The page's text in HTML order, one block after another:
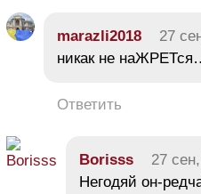
marazli2018 27
никак не
Ответить
Borisss 27
Негодяй он-